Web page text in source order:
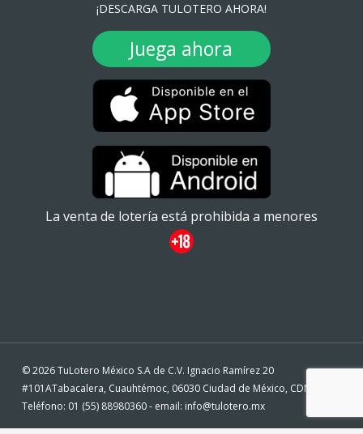
¡DESCARGA TULOTERO AHORA!
Juega ahora
La venta de lotería está prohibida a menores
© 2026 TuLotero México S.A de C.V. Ignacio Ramírez 20
#101ATabacalera, Cuauhtémoc, 06030 Ciudad de México, CDMX. -
Teléfono: 01 (55) 88980360 - email: info@tulotero.mx